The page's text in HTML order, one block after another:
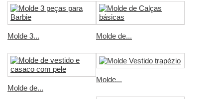
Molde 3... Molde de...
Molde de...
Molde...